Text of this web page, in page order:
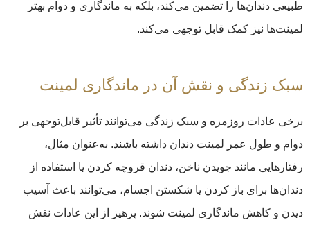
طبیعی دندان‌ها را تضمین می‌کند، بلکه به ماندگاری و دوام بهتر
لمینت‌ها نیز کمک قابل توجهی می‌کند.
سبک زندگی و نقش آن در ماندگاری لمینت
برخی عادات روزمره و سبک زندگی می‌توانند تأثیر قابل‌توجهی بر
دوام و طول عمر لمینت دندان داشته باشند. به‌عنوان مثال،
رفتارهایی مانند جویدن ناخن، دندان قروچه کردن یا استفاده از
دندان‌ها برای باز کردن یا شکستن اجسام، می‌توانند باعث آسیب
دیدن و کاهش ماندگاری لمینت شوند. پرهیز از این عادات نقش